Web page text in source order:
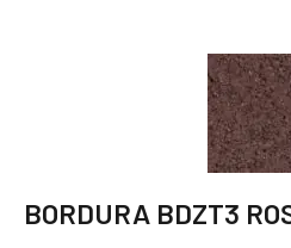
BORDURA BDZT3